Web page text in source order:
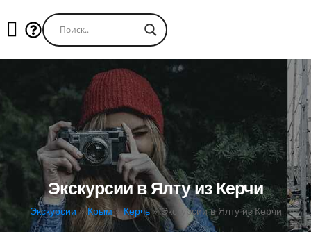
Экскурсии в Ялту из Керчи
Экскурсии»Крым»Керчь»Экскурсии в Ялту из Керчи